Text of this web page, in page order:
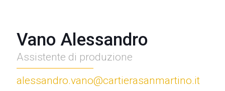
Vano Alessandro
Assistente di produzione
alessandro.vano@cartierasanmartino.it